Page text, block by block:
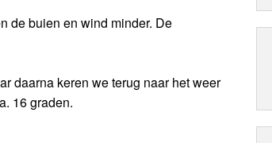
de buien en wind minder. De
daarna keren we terug naar het weer
16 graden.